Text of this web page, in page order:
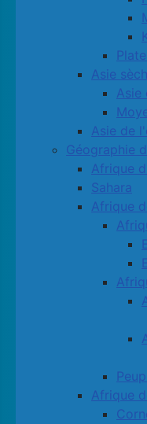
Asie
Asie
Asie de
Géographie
Afrique
Sahara
Afrique
Afrique